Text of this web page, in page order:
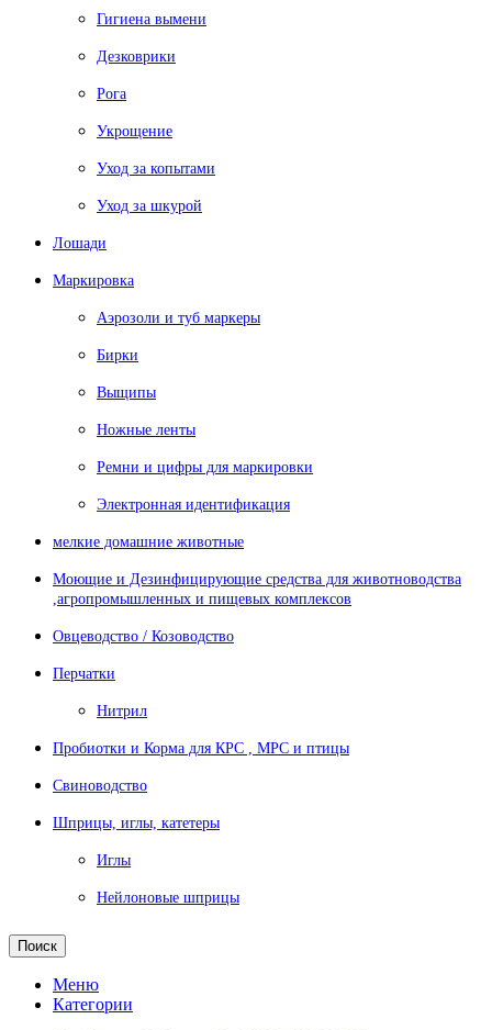
Гигиена вымени
Дезковрики
Рога
Укрощение
Уход за копытами
Уход за шкурой
Лошади
Маркировка
Аэрозоли и туб маркеры
Бирки
Выщипы
Ножные ленты
Ремни и цифры для маркировки
Электронная идентификация
мелкие домашние животные
Моющие и Дезинфицирующие средства для животноводства
,агропромышленных и пищевых комплексов
Овцеводство / Козоводство
Перчатки
Нитрил
Пробиотки и Корма для КРС , МРС и птицы
Свиноводство
Шприцы, иглы, катетеры
Иглы
Нейлоновые шприцы
Поиск
Меню
Категории